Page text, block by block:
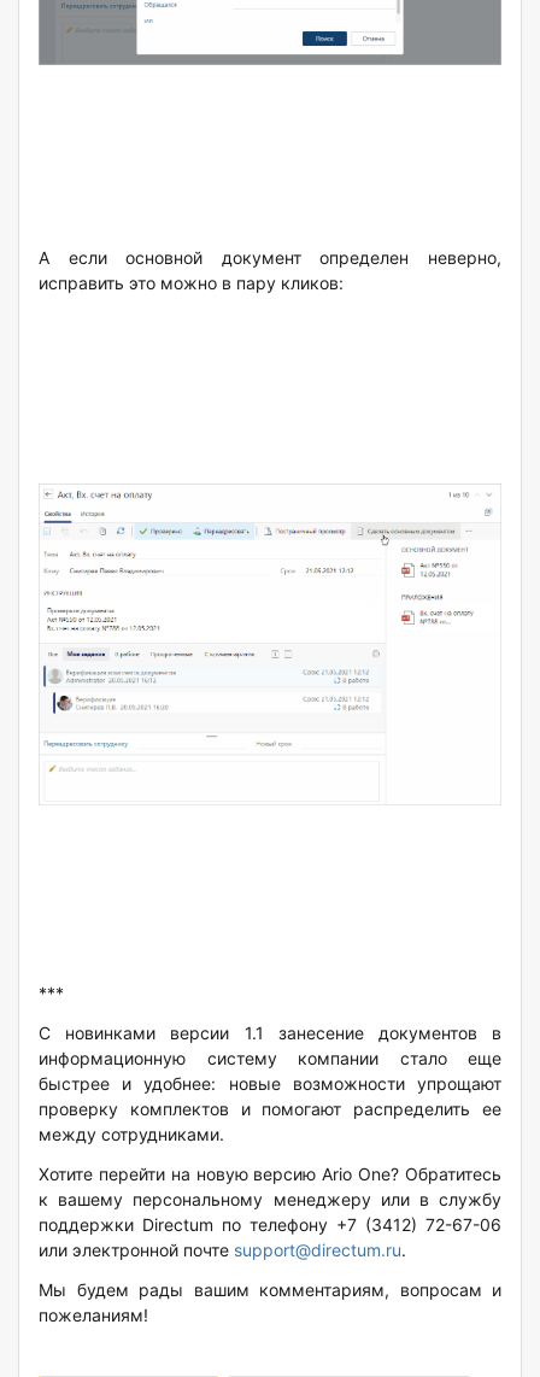
А если основной документ определен неверно,
исправить это можно в пару кликов:
***
С новинками версии 1.1 занесение документов в
информационную систему компании стало еще
быстрее и удобнее: новые возможности упрощают
проверку комплектов и помогают распределить ее
между сотрудниками.
Хотите перейти на новую версию Ario One? Обратитесь
к вашему персональному менеджеру или в службу
поддержки Directum по телефону +7 (3412) 72-67-06
или электронной почте support@directum.ru.
Мы будем рады вашим комментариям, вопросам и
пожеланиям!